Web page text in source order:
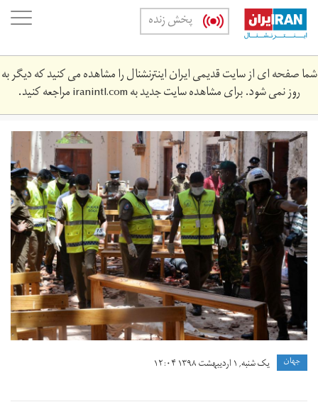
Skip
main
content
پخش زنده
شما صفحه ای از سایت قدیمی ایران اینترنشنال را مشاهده می کنید که دیگر به
روز نمی شود. برای مشاهده سایت جدید بهiranintl.comمراجعه کنید.
sry2-
min.jpg
جهان یک شنبه, ۱ اردیبهشت ۱۳۹۸ ۱۲:۰۴